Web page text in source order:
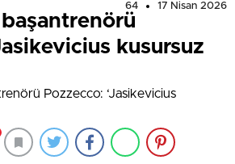
64
17 Nisan 2026
kusursuz